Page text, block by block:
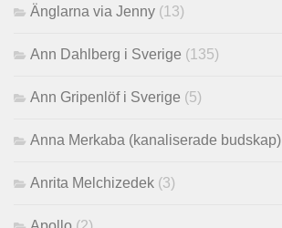
Änglarna via Jenny (13)
Ann Dahlberg i Sverige (135)
Ann Gripenlöf i Sverige (5)
Anna Merkaba (kanaliserade budskap)
Anrita Melchizedek (3)